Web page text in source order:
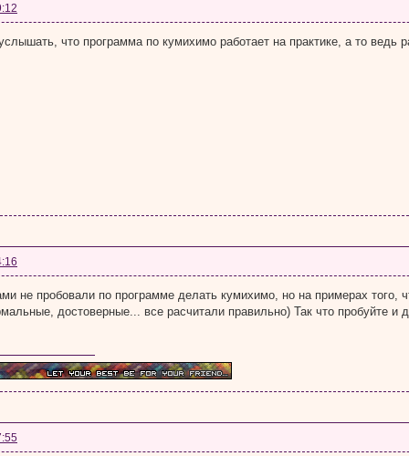
что программа по кумихимо работает на практике, а то ведь
не пробовали по программе делать кумихимо, но на примерах того,
достоверные... все расчитали правильно) Так что пробуйте